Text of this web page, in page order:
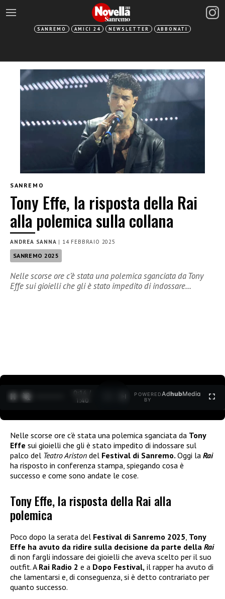
SANREMO AMICI 24 NEWSLETTER ABBONATI
SANREMO
Tony Effe, la risposta della Rai
alla polemica sulla collana
ANDREA SANNA | 14 FEBBRAIO 2025
SANREMO 2025
Nelle scorse ore c’è stata una polemica sganciata da Tony
Effe sui gioielli che gli è stato impedito di indossare…
0:15 /
1:40
POWERED
BY
AdhubMedia
Nelle scorse ore c’è stata una polemica sganciata da Tony
Effe sui gioielli che gli è stato impedito di indossare sul
palco del Teatro Ariston del Festival di Sanremo. Oggi la Rai
ha risposto in conferenza stampa, spiegando cosa è
successo e come sono andate le cose.
Tony Effe, la risposta della Rai alla
polemica
Poco dopo la serata del Festival di Sanremo 2025, Tony
Effe ha avuto da ridire sulla decisione da parte della Rai
di non fargli indossare dei gioielli che aveva scelto per il suo
outfit. A Rai Radio 2 e a Dopo Festival, il rapper ha avuto di
che lamentarsi e, di conseguenza, si è detto contrariato per
quanto successo.